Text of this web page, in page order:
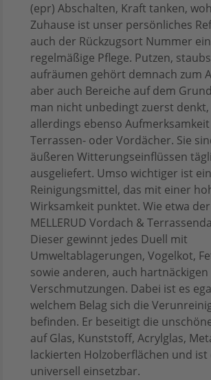
(epr) Abschalten, Kraft tanken,
Zuhause ist unser persönliches
auch der Rückzugsort Nummer
regelmäßige Pflege. Putzen,
aufräumen gehört demnach zum
aber auch Bereiche auf dem
man nicht unbedingt zuerst denkt,
allerdings ebenso
Terrassen- oder Vordächer. Sie
äußeren Witterungseinflüssen
ausgeliefert. Umso wichtiger ist ein
Reinigungsmittel, das mit einer
Wirksamkeit punktet. Wie etwa
MELLERUD Vordach &
Dieser gewinnt jedes Duell mit
Umweltablagerungen, Vogelkot,
sowie anderen, auch hartnäckigen
Verschmutzungen. Dabei ist es
welchem Belag sich die
befinden. Er beseitigt die
auf Glas, Kunststoff, Acrylglas,
lackierten Holzoberflächen und ist
universell einsetzbar.